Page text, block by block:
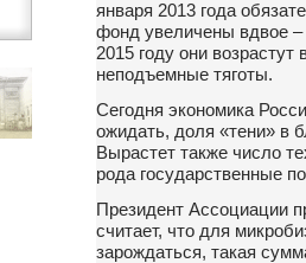
января 2013 года
фонд увеличены вдвое –
2015 году они возрастут
неподъемные тяготы.
Сегодня экономика
ожидать, доля «тени» в
Вырастет также число
рода государственные
Президент Ассоциации
считает, что для
зарождаться, такая